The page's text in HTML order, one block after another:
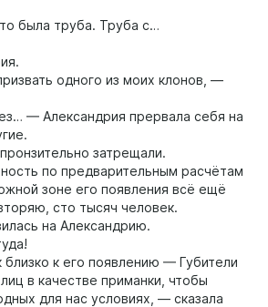
была труба. Труба с…
одного из моих клонов, —
— Александрия прервала себя на
затрещали.
по предварительным расчётам
зоне его появления всё ещё
сто тысяч человек.
на Александрию.
к его появлению — Губители
в качестве приманки, чтобы
для нас условиях, — сказала